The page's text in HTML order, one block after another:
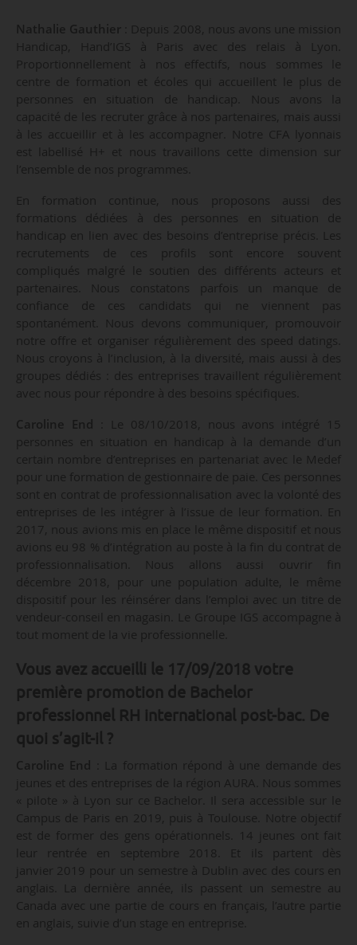
Nathalie Gauthier
: Depuis 2008, nous avons une mission
Handicap, Hand’IGS à Paris avec des relais à Lyon.
Proportionnellement à nos effectifs, nous sommes le
centre de formation et écoles qui accueillent le plus de
personnes en situation de handicap. Nous avons la
capacité de les recruter grâce à nos partenaires, mais aussi
à les accueillir et à les accompagner. Notre CFA lyonnais
est labellisé H+ et nous travaillons cette dimension sur
l’ensemble de nos programmes.
En formation continue, nous proposons aussi des
formations dédiées à des personnes en situation de
handicap en lien avec des besoins d’entreprise précis. Les
recrutements de ces profils sont encore souvent
compliqués malgré le soutien des différents acteurs et
partenaires. Nous constatons parfois un manque de
confiance de ces candidats qui ne viennent pas
spontanément. Nous devons communiquer, promouvoir
notre offre et organiser régulièrement des speed datings.
Nous croyons à l’inclusion, à la diversité, mais aussi à des
groupes dédiés : des entreprises travaillent régulièrement
avec nous pour répondre à des besoins spécifiques.
Caroline End : Le 08/10/2018, nous avons intégré 15
personnes en situation en handicap à la demande d’un
certain nombre d’entreprises en partenariat avec le Medef
pour une formation de gestionnaire de paie. Ces personnes
sont en contrat de professionnalisation avec la volonté des
entreprises de les intégrer à l’issue de leur formation. En
2017, nous avions mis en place le même dispositif et nous
avions eu 98 % d’intégration au poste à la fin du contrat de
professionnalisation. Nous allons aussi ouvrir fin
décembre 2018, pour une population adulte, le même
dispositif pour les réinsérer dans l’emploi avec un titre de
vendeur-conseil en magasin. Le Groupe IGS accompagne à
tout moment de la vie professionnelle.
Vous avez accueilli le 17/09/2018 votre
première promotion de Bachelor
professionnel RH international post-bac. De
quoi s’agit-il ?
Caroline End : La formation répond à une demande des
jeunes et des entreprises de la région AURA. Nous sommes
« pilote » à Lyon sur ce Bachelor. Il sera accessible sur le
Campus de Paris en 2019, puis à Toulouse. Notre objectif
est de former des gens opérationnels. 14 jeunes ont fait
leur rentrée en septembre 2018. Et ils partent dès
janvier 2019 pour un semestre à Dublin avec des cours en
anglais. La dernière année, ils passent un semestre au
Canada avec une partie de cours en français, l’autre partie
en anglais, suivie d’un stage en entreprise.